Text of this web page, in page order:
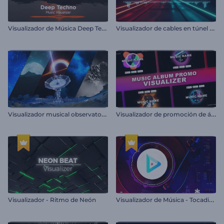
V
isualizador de Música Deep Techno V
isualizador de cables en túnel de neón
V
isualizador musical observatorio cósmico V
isualizador de promoción de álbum musical
Visualizador - Ritmo de Neón V
isualizador de Música - Tocadiscos